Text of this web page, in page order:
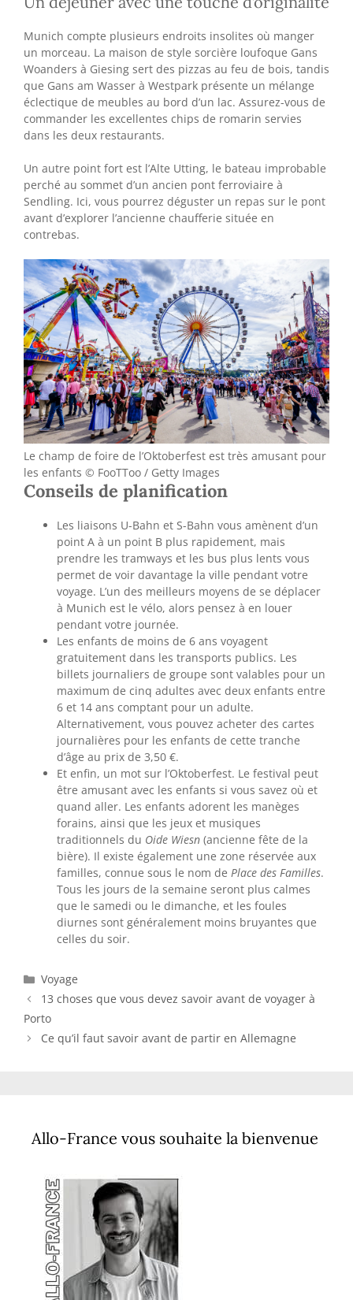
Munich compte plusieurs endroits insolites où manger
un morceau. La maison de style sorcière loufoque Gans
Woanders à Giesing sert des pizzas au feu de bois, tandis
que Gans am Wasser à Westpark présente un mélange
éclectique de meubles au bord d’un lac. Assurez-vous de
commander les excellentes chips de romarin servies
dans les deux restaurants.
Un autre point fort est l’Alte Utting, le bateau improbable
perché au sommet d’un ancien pont ferroviaire à
Sendling. Ici, vous pourrez déguster un repas sur le pont
avant d’explorer l’ancienne chaufferie située en
contrebas.
Le champ de foire de l’Oktoberfest est très amusant pour
les enfants © FooTToo / Getty Images
Conseils de planification
Les liaisons U-Bahn et S-Bahn vous amènent d’un
point A à un point B plus rapidement, mais
prendre les tramways et les bus plus lents vous
permet de voir davantage la ville pendant votre
voyage. L’un des meilleurs moyens de se déplacer
à Munich est le vélo, alors pensez à en louer
pendant votre journée.
Les enfants de moins de 6 ans voyagent
gratuitement dans les transports publics. Les
billets journaliers de groupe sont valables pour un
maximum de cinq adultes avec deux enfants entre
6 et 14 ans comptant pour un adulte.
Alternativement, vous pouvez acheter des cartes
journalières pour les enfants de cette tranche
d’âge au prix de 3,50 €.
Et enfin, un mot sur l’Oktoberfest. Le festival peut
être amusant avec les enfants si vous savez où et
quand aller. Les enfants adorent les manèges
forains, ainsi que les jeux et musiques
traditionnels du Oide Wiesn (ancienne fête de la
bière). Il existe également une zone réservée aux
familles, connue sous le nom de Place des Familles.
Tous les jours de la semaine seront plus calmes
que le samedi ou le dimanche, et les foules
diurnes sont généralement moins bruyantes que
celles du soir.
Catégories
Voyage
13 choses que vous devez savoir avant de voyager à
Porto
Ce qu’il faut savoir avant de partir en Allemagne
Allo-France vous souhaite la bienvenue